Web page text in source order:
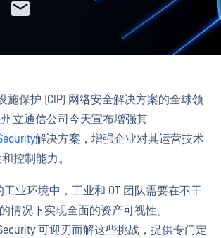
施保护 (CIP) 网络安全解决方案的全球领
立通信公司今天宣布增强其
解决方案，增强企业对其运营技术
控制能力。
业环境中，工业和 OT 团队需要在不干
情况下实现全面的资产可视性。
Security 可迎刃而解这些挑战，提供专门定